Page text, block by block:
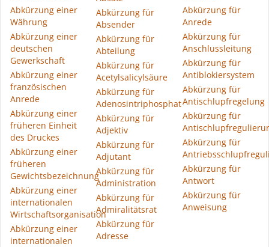
Abkürzung einer
Währung
Abkürzung einer
deutschen
Gewerkschaft
Abkürzung einer
französischen
Anrede
Abkürzung einer
früheren Einheit
des Druckes
Abkürzung einer
früheren
Gewichtsbezeichnung
Abkürzung einer
internationalen
Wirtschaftsorganisation
Abkürzung einer
internationalen
Abkürzung für
Absender
Abkürzung für
Abteilung
Abkürzung für
Acetylsalicylsäure
Abkürzung für
Adenosintriphosphat
Abkürzung für
Adjektiv
Abkürzung für
Adjutant
Abkürzung für
Administration
Abkürzung für
Admiralitätsrat
Abkürzung für
Adresse
Abkürzung für
Anrede
Abkürzung für
Anschlussleitung
Abkürzung für
Antiblokiersystem
Abkürzung für
Antischlupfregelung
Abkürzung für
Abkürzung für
Abkürzung für
Antwort
Abkürzung für
Anweisung